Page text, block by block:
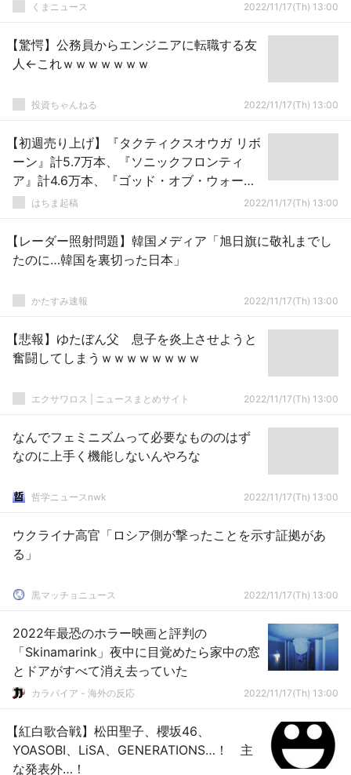
くまニュース 2022/11/17(Th) 13:00
【驚愕】公務員からエンジニアに転職する友
人←これｗｗｗｗｗｗｗ
投資ちゃんねる 2022/11/17(Th) 13:00
【初週売り上げ】『タクティクスオウガ リボ
ーン』計5.7万本、『ソニックフロンティ
ア』計4.6万本、『ゴッド・オブ・ウォー』
計4万本！1位は今週もスプラ3
はちま起稿 2022/11/17(Th) 13:00
【レーダー照射問題】韓国メディア「旭日旗に敬礼までし
たのに…韓国を裏切った日本」
かたすみ速報 2022/11/17(Th) 13:00
【悲報】ゆたぼん父 息子を炎上させようと
奮闘してしまうｗｗｗｗｗｗｗｗ
エクサワロス | ニュースまとめサイト 2022/11/17(Th) 13:00
なんでフェミニズムって必要なもののはず
なのに上手く機能しないんやろな
哲学ニュースnwk 2022/11/17(Th) 13:00
ウクライナ高官「ロシア側が撃ったことを示す証拠があ
る」
黒マッチョニュース 2022/11/17(Th) 13:00
2022年最恐のホラー映画と評判の
「Skinamarink」夜中に目覚めたら家中の窓
とドアがすべて消え去っていた
カラパイア - 海外の反応 2022/11/17(Th) 13:00
【紅白歌合戦】松田聖子、櫻坂46、
YOASOBI、LiSA、GENERATIONS…！ 主
な発表外…！